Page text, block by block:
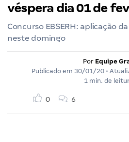
véspera dia 01 de
Concurso EBSERH: aplicação
neste domingo
Por Equipe
Publicado em 30/01/20 •
1 min. de
0 6